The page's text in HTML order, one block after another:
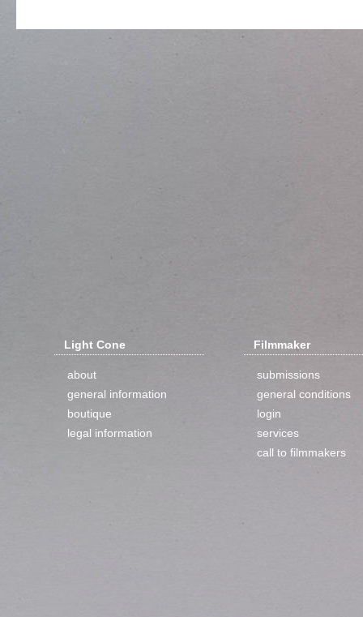
Light Cone
about
general information
boutique
legal information
Filmmaker
submissions
general conditions
login
services
call to filmmakers